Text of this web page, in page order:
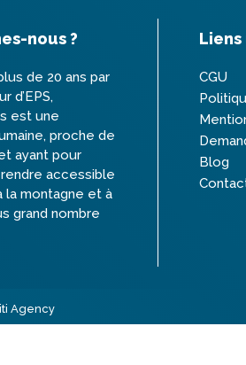
nous ?
de 20 ans par
d’EPS,
est une
proche de
ayant pour
accessible
la montagne et à
grand nombre
CGU
Blog
Agency